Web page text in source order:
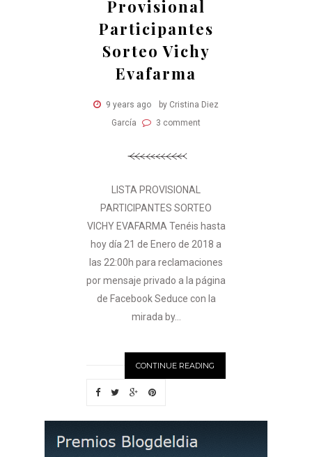
Provisional
Participantes
Sorteo Vichy
Evafarma
9 years ago
by Cristina Diez
García
3 comment
LISTA PROVISIONAL
PARTICIPANTES SORTEO
VICHY EVAFARMA Tenéis hasta
hoy día 21 de Enero de 2018 a
las 22:00h para reclamaciones
por mensaje privado a la página
de Facebook Seduce con la
mirada by...
CONTINUE READING